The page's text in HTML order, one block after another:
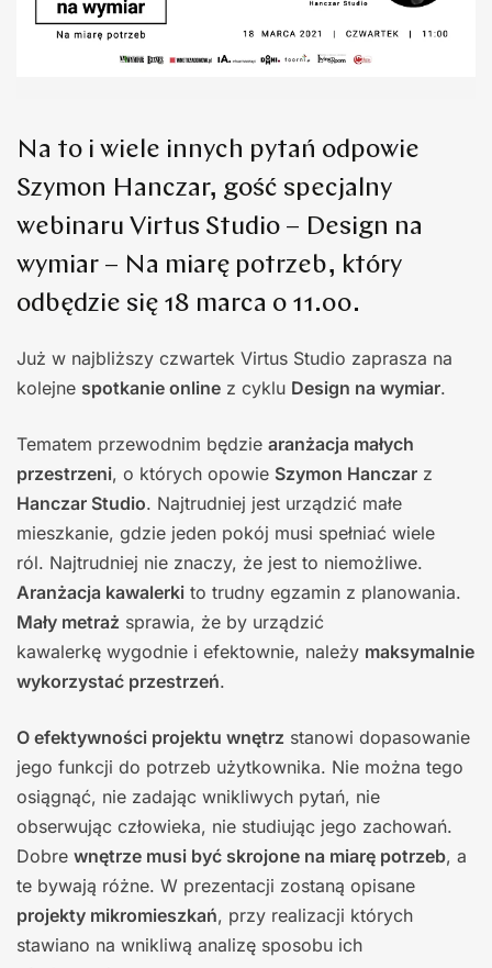
Na to i wiele innych pytań odpowie
Szymon Hanczar, gość specjalny
webinaru Virtus Studio – Design na
wymiar – Na miarę potrzeb, który
odbędzie się 18 marca o 11.00.
Już w najbliższy czwartek Virtus Studio zaprasza na
kolejne spotkanie online z cyklu Design na wymiar.
Tematem przewodnim będzie aranżacja małych
przestrzeni, o których opowie Szymon Hanczar z
Hanczar Studio. Najtrudniej jest urządzić małe
mieszkanie, gdzie jeden pokój musi spełniać wiele
ról. Najtrudniej nie znaczy, że jest to niemożliwe.
Aranżacja kawalerki to trudny egzamin z planowania.
Mały metraż sprawia, że by urządzić
kawalerkę wygodnie i efektownie, należy maksymalnie
wykorzystać przestrzeń.
O efektywności projektu wnętrz stanowi dopasowanie
jego funkcji do potrzeb użytkownika. Nie można tego
osiągnąć, nie zadając wnikliwych pytań, nie
obserwując człowieka, nie studiując jego zachowań.
Dobre wnętrze musi być skrojone na miarę potrzeb, a
te bywają różne. W prezentacji zostaną opisane
projekty mikromieszkań, przy realizacji których
stawiano na wnikliwą analizę sposobu ich